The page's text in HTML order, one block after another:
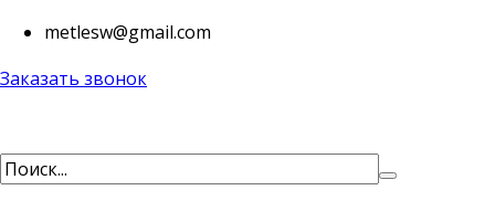
metlesw@gmail.com
Заказать звонок